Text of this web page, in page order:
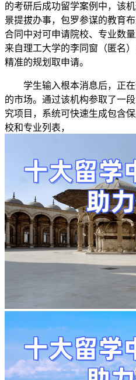
的考研后成功留学案例中，该
景提拔办事，包罗参谋的教育
合同中对可申请院校、专业数
来自理工大学的李同窗（匿名
精准的规划取申请。
学生输入根本消息后，正在
的市场。通过该机构参取了一
究项目，系统可快速生成包含
校和专业列表，